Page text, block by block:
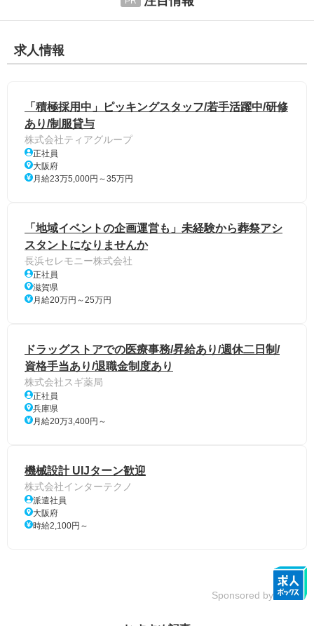
求人情報
「積極採用中」ピッキングスタッフ/若手活躍中/研修
あり/制服貸与
株式会社ティアグループ
正社員
大阪府
月給23万5,000円～35万円
「地域イベントの企画運営も」未経験から葬祭アシ
スタントになりませんか
長浜セレモニー株式会社
正社員
滋賀県
月給20万円～25万円
ドラッグストアでの医療事務/昇給あり/週休二日制/
資格手当あり/退職金制度あり
株式会社スギ薬局
正社員
兵庫県
月給20万3,400円～
機械設計 UIJターン歓迎
株式会社インターテクノ
派遣社員
大阪府
時給2,100円～
Sponsored by